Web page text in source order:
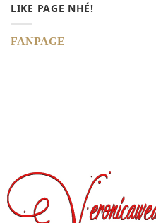
LIKE PAGE NHÉ!
FANPAGE